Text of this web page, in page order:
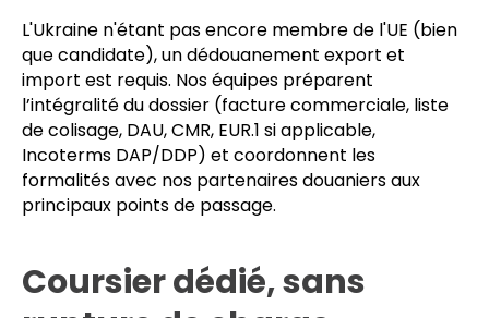
export/import maîtrisé
L'Ukraine n'étant pas encore membre de l'UE (bien
que candidate), un dédouanement export et
import est requis. Nos équipes préparent
l’intégralité du dossier (facture commerciale, liste
formalités avec nos partenaires douaniers aux
principaux points de passage.